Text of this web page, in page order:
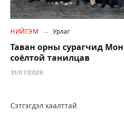
НИЙГЭМ Урлаг
Таван орны сурагчид
соёлтой танилцав
31/07/2026
Сэтгэгдэл хаалттай